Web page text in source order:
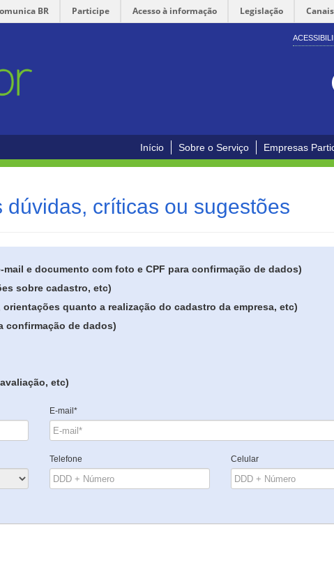
BR Participe Acesso à informação Legislação Canais
Início Sobre o Serviço Empresas
críticas ou sugestões
e documento com foto e CPF para confirmação de dados)
sobre cadastro, etc)
quanto a realização do cadastro da empresa, etc)
confirmação de dados)
etc)
E-mail*
Telefone Celular